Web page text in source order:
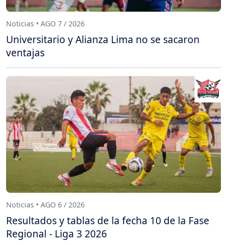
Noticias • AGO 7 / 2026
Universitario y Alianza Lima no se sacaron
ventajas
Noticias • AGO 6 / 2026
Resultados y tablas de la fecha 10 de la Fase
Regional - Liga 3 2026